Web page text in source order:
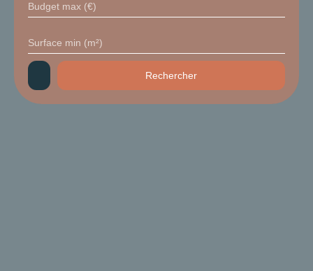
Budget max (€)
Surface min (m²)
Rechercher